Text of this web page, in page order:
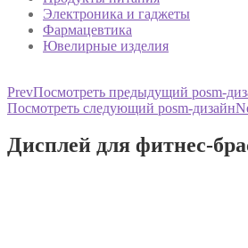
Электроника и гаджеты
Фармацевтика
Ювелирные изделия
PrevПосмотреть предыдущий posm-
Посмотреть следующий posm-дизайн
Дисплей для фитнес-